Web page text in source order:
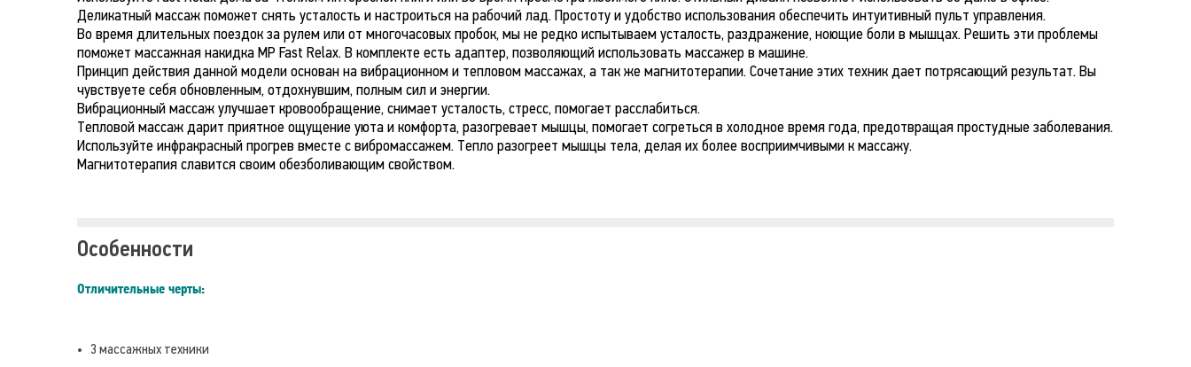
Деликатный массаж поможет снять усталость и настроиться на рабочий лад. Простоту и удобство использования обеспечить интуитивный пульт управления.
Во время длительных поездок за рулем или от многочасовых пробок, мы не редко испытываем усталость, раздражение, ноющие боли в мышцах. Решить эти проблемы
поможет массажная накидка MP Fast Relax. В комплекте есть адаптер, позволяющий использовать массажер в машине.
Принцип действия данной модели основан на вибрационном и тепловом массажах, а так же магнитотерапии. Сочетание этих техник дает потрясающий результат. Вы
чувствуете себя обновленным, отдохнувшим, полным сил и энергии.
Вибрационный массаж улучшает кровообращение, снимает усталость, стресс, помогает расслабиться.
Тепловой массаж дарит приятное ощущение уюта и комфорта, разогревает мышцы, помогает согреться в холодное время года, предотвращая простудные заболевания.
Используйте инфракрасный прогрев вместе с вибромассажем. Тепло разогреет мышцы тела, делая их более восприимчивыми к массажу.
Магнитотерапия славится своим обезболивающим свойством.
Особенности
Отличительные черты:
3 массажных техники